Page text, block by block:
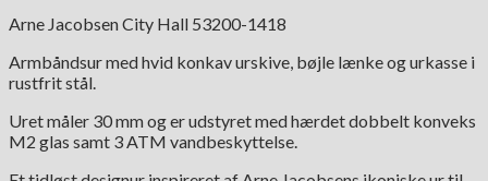
Arne Jacobsen City Hall 53200-1418
Armbåndsur med hvid konkav urskive, bøjle lænke og urkasse i
rustfrit stål.
Uret måler 30 mm og er udstyret med hærdet dobbelt konveks
M2 glas samt 3 ATM vandbeskyttelse.